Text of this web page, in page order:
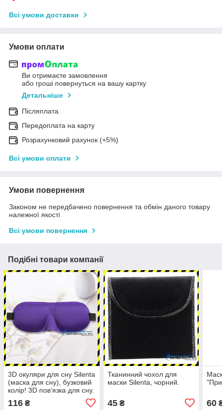
Всі умови доставки
Умови оплати
Ви отримаєте замовлення
або гроші повернуться на вашу картку
Детальніше
Післяплата
Передоплата на карту
Розрахунковий рахунок (+5%)
Всі умови оплати
Умови повернення
Законом не передбачено повернення та обмін даного товару
належної якості
Всі умови повернення
Подібні товари компанії
3D окуляри для сну Silenta
(маска для сну), бузковий
колір! 3D пов'язка для сну.
116 ₴
Тканинний чохол для
маски Silenta, чорний.
45₴ 60